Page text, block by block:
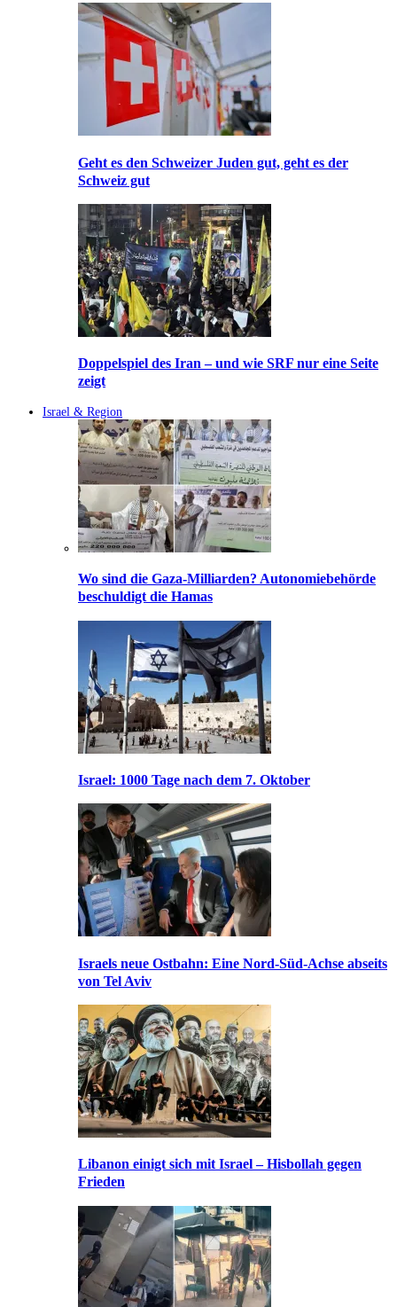
Geht es den Schweizer Juden gut, geht es der
Schweiz gut
Doppelspiel des Iran – und wie SRF nur eine Seite
zeigt
Israel & Region
Wo sind die Gaza-Milliarden? Autonomiebehörde
beschuldigt die Hamas
Israel: 1000 Tage nach dem 7. Oktober
Israels neue Ostbahn: Eine Nord-Süd-Achse abseits
von Tel Aviv
Libanon einigt sich mit Israel – Hisbollah gegen
Frieden